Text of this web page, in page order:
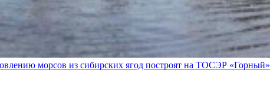
морсов из сибирских ягод построят на ТОСЭР «Горный»